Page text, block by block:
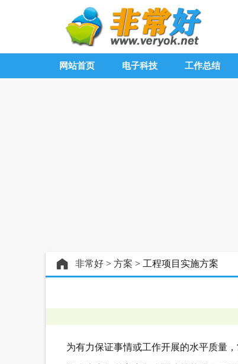
网站首页 电子科技 工作总结
非常好 > 方案 > 工程项目实施方案
为有力保证事情或工作开展的水平质量